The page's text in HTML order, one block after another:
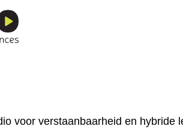
voor verstaanbaarheid en hybride